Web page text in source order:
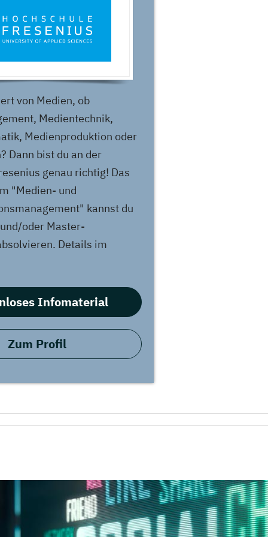
von Medien, ob
Medientechnik,
Medienproduktion oder
Dann bist du an der
genau richtig! Das
"Medien- und
kannst du
oder Master-
Details im
Infomaterial
Zum Profil